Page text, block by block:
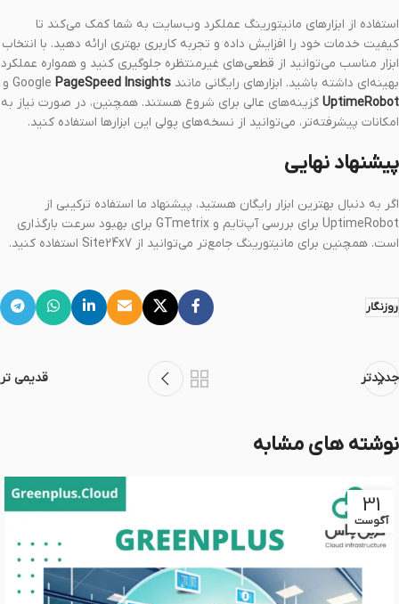
استفاده از ابزارهای مانیتورینگ عملکرد وب‌سایت به شما کمک می‌کند تا
کیفیت خدمات خود را افزایش داده و تجربه کاربری بهتری ارائه دهید. با انتخاب
ابزار مناسب می‌توانید از قطعی‌های غیرمنتظره جلوگیری کنید و همواره عملکرد
بهینه‌ای داشته باشید. ابزارهای رایگانی مانند Google PageSpeed Insights
و
UptimeRobot گزینه‌های عالی برای شروع هستند. همچنین، در صورت نیاز به
امکانات پیشرفته‌تر، می‌توانید از نسخه‌های پولی این ابزارها استفاده کنید.
پیشنهاد نهایی
اگر به دنبال بهترین ابزار رایگان هستید، پیشنهاد ما استفاده ترکیبی از
UptimeRobot برای بررسی آپ‌تایم و GTmetrix برای بهبود سرعت بارگذاری
است. همچنین برای مانیتورینگ جامع‌تر می‌توانید از Site24x7 استفاده کنید.
روزنگار
جدیدتر قدیمی تر
نوشته های مشابه
31
آگوست